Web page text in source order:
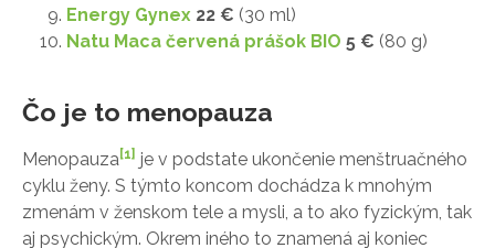
Energy Gynex 22 € (30 ml)
Natu Maca červená prášok BIO 5 € (80 g)
Čo je to menopauza
Menopauza[1] je v podstate ukončenie menštruačného
cyklu ženy. S týmto koncom dochádza k mnohým
zmenám v ženskom tele a mysli, a to ako fyzickým, tak
aj psychickým. Okrem iného to znamená aj koniec